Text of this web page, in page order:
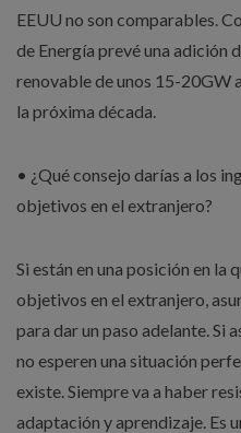
EEUU no son comparables.
de Energía prevé una adición
renovable de unos 15-20GW
la próxima década.
• ¿Qué consejo darías a los
objetivos en el extranjero?
Si están en una posición en la
objetivos en el extranjero,
para dar un paso adelante. Si
no esperen una situación
existe. Siempre va a haber
adaptación y aprendizaje. Es